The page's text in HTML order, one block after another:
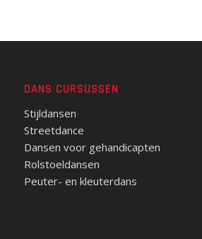
DANS CURSUSSEN
Stijldansen
Streetdance
Dansen voor gehandicapten
Rolstoeldansen
Peuter- en kleuterdans